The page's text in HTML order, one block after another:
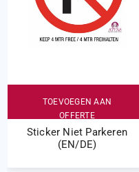
TOEVOEGEN AAN
OFFERTE
Sticker Niet Parkeren
(EN/DE)